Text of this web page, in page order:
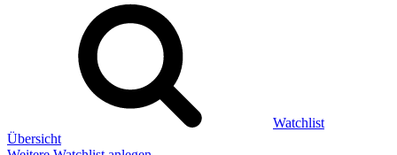
Watchlist
Übersicht